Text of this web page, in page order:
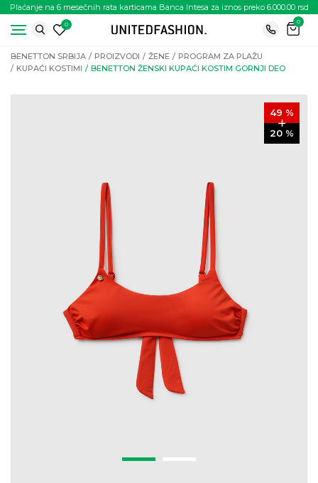
Plaćanje na 6 mesečnih rata karticama Banca Intesa za iznos preko 6.000.00 rsd
0
0
BENETTON SRBIJA PROIZVODI ŽENE
PROGRAM ZA PLAŽU
KUPAĆI KOSTIMI
BENETTON ŽENSKI KUPAĆI KOSTIM GORNJI DEO
49 %
20 %